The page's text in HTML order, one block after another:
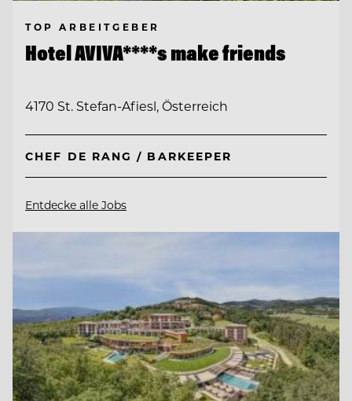
TOP ARBEITGEBER
Hotel AVIVA****s make friends
4170 St. Stefan-Afiesl, Österreich
CHEF DE RANG / BARKEEPER
Entdecke alle Jobs